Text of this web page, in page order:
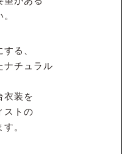
る、
ナチュラル
衣装を
ストの
。